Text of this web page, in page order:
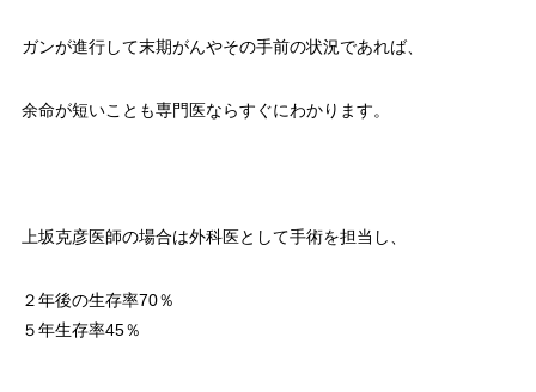
ガンが進行して末期がんやその手前の状況であれば、
余命が短いことも専門医ならすぐにわかります。
上坂克彦医師の場合は外科医として手術を担当し、
２年後の生存率70％
５年生存率45％